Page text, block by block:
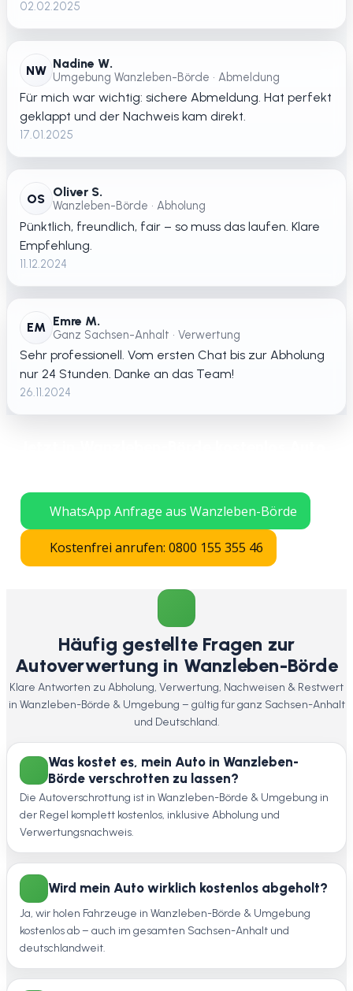
02.02.2025
NW Nadine W.
Umgebung Wanzleben-Börde • Abmeldung
Für mich war wichtig: sichere Abmeldung. Hat perfekt
geklappt und der Nachweis kam direkt.
17.01.2025
OS Oliver S.
Wanzleben-Börde • Abholung
Pünktlich, freundlich, fair – so muss das laufen. Klare
Empfehlung.
11.12.2024
EM Emre M.
Ganz Sachsen-Anhalt • Verwertung
Sehr professionell. Vom ersten Chat bis zur Abholung
nur 24 Stunden. Danke an das Team!
26.11.2024
WhatsApp Anfrage aus Wanzleben-Börde
Kostenfrei anrufen: 0800 155 355 46
Häufig gestellte Fragen zur
Autoverwertung in Wanzleben-Börde
Klare Antworten zu Abholung, Verwertung, Nachweisen & Restwert
in Wanzleben-Börde & Umgebung – gültig für ganz Sachsen-Anhalt
und Deutschland.
Was kostet es, mein Auto in Wanzleben-
Börde verschrotten zu lassen?
Die Autoverschrottung ist in Wanzleben-Börde & Umgebung in
der Regel komplett kostenlos, inklusive Abholung und
Verwertungsnachweis.
Wird mein Auto wirklich kostenlos abgeholt?
Ja, wir holen Fahrzeuge in Wanzleben-Börde & Umgebung
kostenlos ab – auch im gesamten Sachsen-Anhalt und
deutschlandweit.